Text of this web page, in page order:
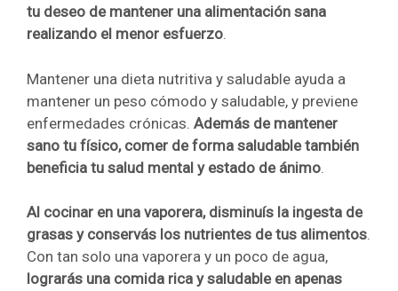
tu deseo de mantener una alimentación sana
realizando el menor esfuerzo.
Mantener una dieta nutritiva y saludable ayuda a
mantener un peso cómodo y saludable, y previene
enfermedades crónicas. Además de mantener
sano tu físico, comer de forma saludable también
beneficia tu salud mental y estado de ánimo.
Al cocinar en una vaporera, disminuís la ingesta de
grasas y conservás los nutrientes de tus alimentos.
Con tan solo una vaporera y un poco de agua,
lograrás una comida rica y saludable en apenas